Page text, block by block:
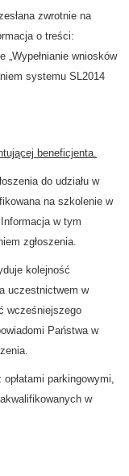
zwrotnie na
o treści:
„Wypełnianie wniosków
systemu SL2014
beneficjenta.
do udziału w
na szkolenie w
w tym
zgłoszenia.
kolejność
uczestnictwem w
wcześniejszego
Państwa w
parkingowymi,
w